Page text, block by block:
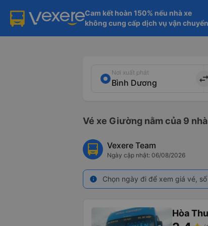
Cam kết hoàn 150% nếu nhà xe
không cung cấp dịch vụ vận
Nơi xuất phát
import_export
Vé xe Giường nằm của 9
Vexere Team
Ngày cập nhật: 06/08/2026
info Chọn ngày đi để xem giá vé,
Hòa